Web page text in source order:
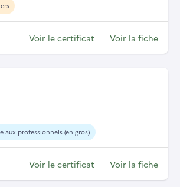
Voir le certificat Voir la fiche
aux professionnels (en gros)
Voir le certificat Voir la fiche